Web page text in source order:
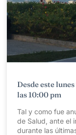
Desde este
las 10:00 pm
Tal y como fue
de Salud, ante el
durante las